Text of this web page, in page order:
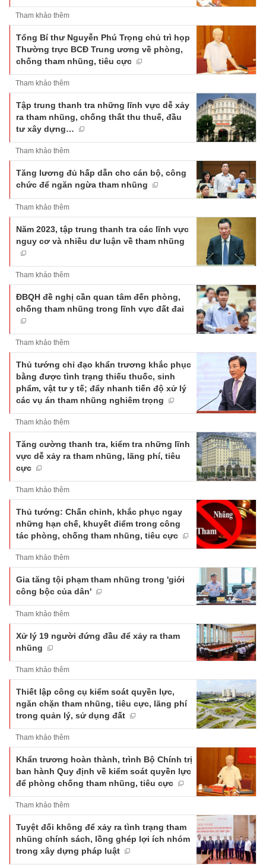
Tham khảo thêm
Tổng Bí thư Nguyễn Phú Trọng chủ trì họp
Thường trực BCĐ Trung ương về phòng,
chống tham nhũng, tiêu cực
Tham khảo thêm
Tập trung thanh tra những lĩnh vực dễ xảy
ra tham nhũng, chống thất thu thuế, đầu
tư xây dựng…
Tham khảo thêm
Tăng lương đủ hấp dẫn cho cán bộ, công
chức để ngăn ngừa tham nhũng
Tham khảo thêm
Năm 2023, tập trung thanh tra các lĩnh vực
nguy cơ và nhiều dư luận về tham nhũng
Tham khảo thêm
ĐBQH đề nghị cần quan tâm đến phòng,
chống tham nhũng trong lĩnh vực đất đai
Tham khảo thêm
Thủ tướng chỉ đạo khẩn trương khắc phục
bằng được tình trạng thiếu thuốc, sinh
phẩm, vật tư y tế; đẩy nhanh tiến độ xử lý
các vụ án tham nhũng nghiêm trọng
Tham khảo thêm
Tăng cường thanh tra, kiểm tra những lĩnh
vực dễ xảy ra tham nhũng, lãng phí, tiêu
cực
Tham khảo thêm
Thủ tướng: Chấn chỉnh, khắc phục ngay
những hạn chế, khuyết điểm trong công
tác phòng, chống tham nhũng, tiêu cực
Tham khảo thêm
Gia tăng tội phạm tham nhũng trong 'giới
công bộc của dân'
Tham khảo thêm
Xử lý 19 người đứng đầu để xảy ra tham
nhũng
Tham khảo thêm
Thiết lập công cụ kiểm soát quyền lực,
ngăn chặn tham nhũng, tiêu cực, lãng phí
trong quản lý, sử dụng đất
Tham khảo thêm
Khẩn trương hoàn thành, trình Bộ Chính trị
ban hành Quy định về kiểm soát quyền lực
để phòng chống tham nhũng, tiêu cực
Tham khảo thêm
Tuyệt đối không để xảy ra tình trạng tham
nhũng chính sách, lồng ghép lợi ích nhóm
trong xây dựng pháp luật